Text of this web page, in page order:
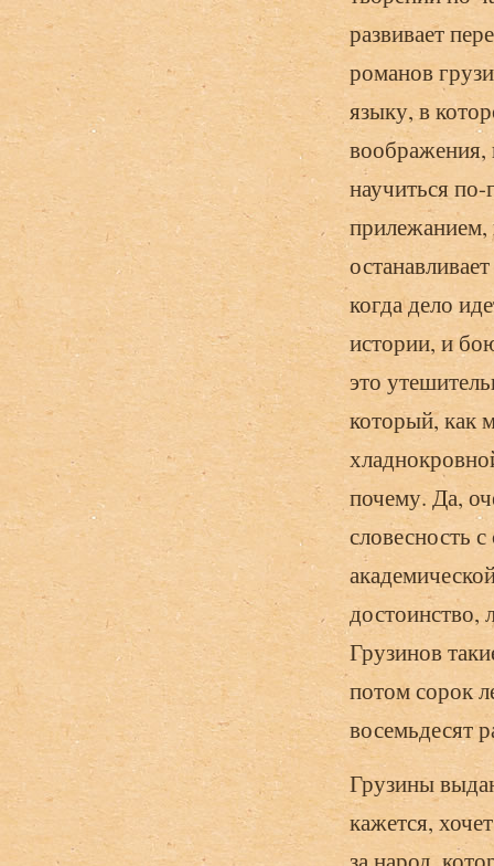
развивает
романов
языку, в
воображения,
научиться
прилежанием,
когда дело
истории, и
это
который, как
почему. Да,
словесность
достоинство,
Грузинов
потом сорок
восемьдесят
Грузины
кажется,